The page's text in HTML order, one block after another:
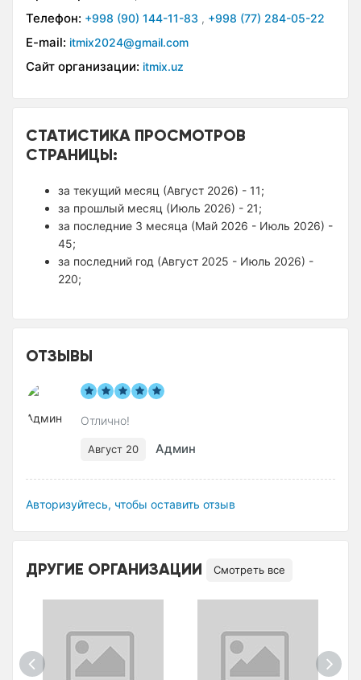
Телефон: +998 (90) 144-11-83 , +998 (77) 284-05-22
E-mail: itmix2024@gmail.com
Сайт организации: itmix.uz
СТАТИСТИКА ПРОСМОТРОВ
СТРАНИЦЫ:
за текущий месяц (Август 2026) - 11;
за прошлый месяц (Июль 2026) - 21;
за последние 3 месяца (Май 2026 - Июль 2026) -
45;
за последний год (Август 2025 - Июль 2026) -
220;
ОТЗЫВЫ
Отлично!
Август 20 Админ
Авторизуйтесь, чтобы оставить отзыв
ДРУГИЕ ОРГАНИЗАЦИИ Смотреть все